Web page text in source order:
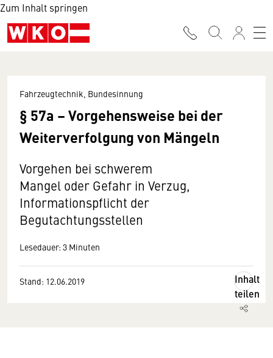
Zum Inhalt springen
Fahrzeugtechnik, Bundesinnung
§ 57a – Vorgehensweise bei der
Weiterverfolgung von Mängeln
Vorgehen bei schwerem
Mangel oder Gefahr in Verzug,
Informationspflicht der
Begutachtungsstellen
Lesedauer: 3 Minuten
Stand: 12.06.2019
Inhalt
teilen